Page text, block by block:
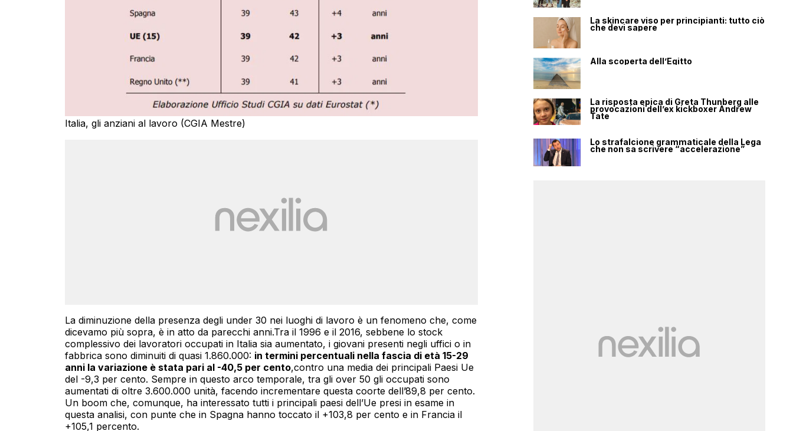
Italia, gli anziani al lavoro (CGIA Mestre)
La diminuzione della presenza degli under 30 nei luoghi di lavoro è un fenomeno che, come
dicevamo più sopra, è in atto da parecchi anni.Tra il 1996 e il 2016, sebbene lo stock
complessivo dei lavoratori occupati in Italia sia aumentato, i giovani presenti negli uffici o in
fabbrica sono diminuiti di quasi 1.860.000: in termini percentuali nella fascia di età 15-29
anni la variazione è stata pari al -40,5 per cento,contro una media dei principali Paesi Ue
del -9,3 per cento. Sempre in questo arco temporale, tra gli over 50 gli occupati sono
aumentati di oltre 3.600.000 unità, facendo incrementare questa coorte dell’89,8 per cento.
Un boom che, comunque, ha interessato tutti i principali paesi dell’Ue presi in esame in
questa analisi, con punte che in Spagna hanno toccato il +103,8 per cento e in Francia il
+105,1 percento.
La skincare viso per principianti: tutto ciò
che devi sapere
Alla scoperta dell’Egitto
La risposta epica di Greta Thunberg alle
provocazioni dell’ex kickboxer Andrew
Tate
Lo strafalcione grammaticale della Lega
che non sa scrivere “accelerazione”